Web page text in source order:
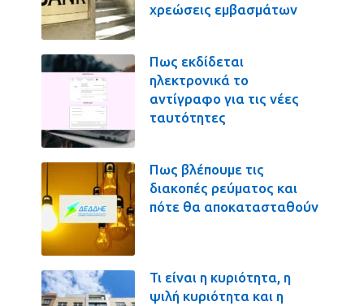
χρεώσεις εμβασμάτων
Πως εκδίδεται
ηλεκτρονικά το
αντίγραφο για τις νέες
ταυτότητες
Πως βλέπουμε τις
διακοπές ρεύματος και
πότε θα αποκατασταθούν
Τι είναι η κυριότητα, η
ψιλή κυριότητα και η